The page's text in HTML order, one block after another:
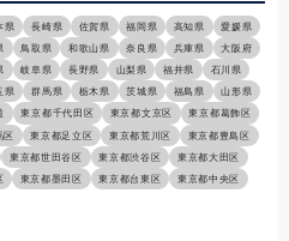
県 長崎県 佐賀県 福岡県 高知県
愛媛県
鳥取県 和歌山県 奈良県 兵庫県
大阪府
岐阜県 長野県 山梨県 福井県
石川県
県 群馬県 栃木県 茨城県 福島県
山形県
東京都千代田区 東京都文京区
東京都葛飾区
区 東京都足立区 東京都荒川区
東京都豊島区
東京都世田谷区 東京都渋谷区
東京都大田区
東京都墨田区 東京都台東区
東京都中央区